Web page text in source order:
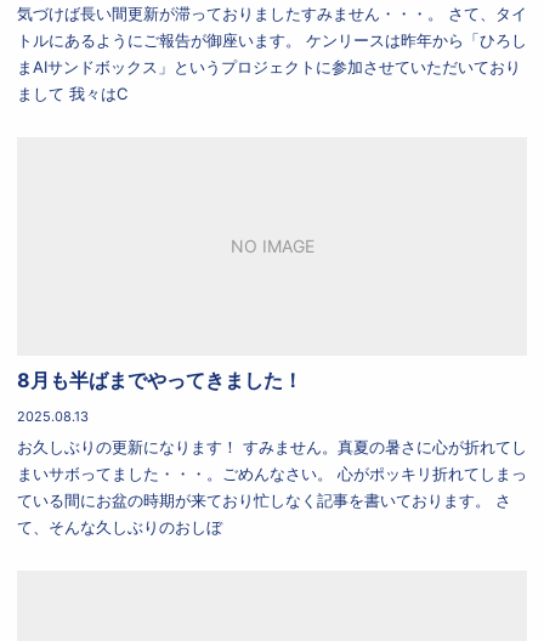
気づけば長い間更新が滞っておりましたすみません・・・。 さて、タイ
トルにあるようにご報告が御座います。 ケンリースは昨年から「ひろし
まAIサンドボックス」というプロジェクトに参加させていただいており
まして 我々はC
NO IMAGE
8月も半ばまでやってきました！
2025.08.13
お久しぶりの更新になります！ すみません。真夏の暑さに心が折れてし
まいサボってました・・・。ごめんなさい。 心がポッキリ折れてしまっ
ている間にお盆の時期が来ており忙しなく記事を書いております。 さ
て、そんな久しぶりのおしぼ